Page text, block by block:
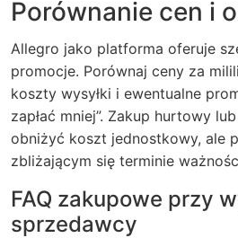
Porównanie cen i
Allegro jako platforma oferuje
promocje. Porównaj ceny za
koszty wysyłki i ewentualne
zapłać mniej”. Zakup hurtowy
obniżyć koszt jednostkowy, ale
zbliżającym się terminie
FAQ zakupowe przy
sprzedawcy